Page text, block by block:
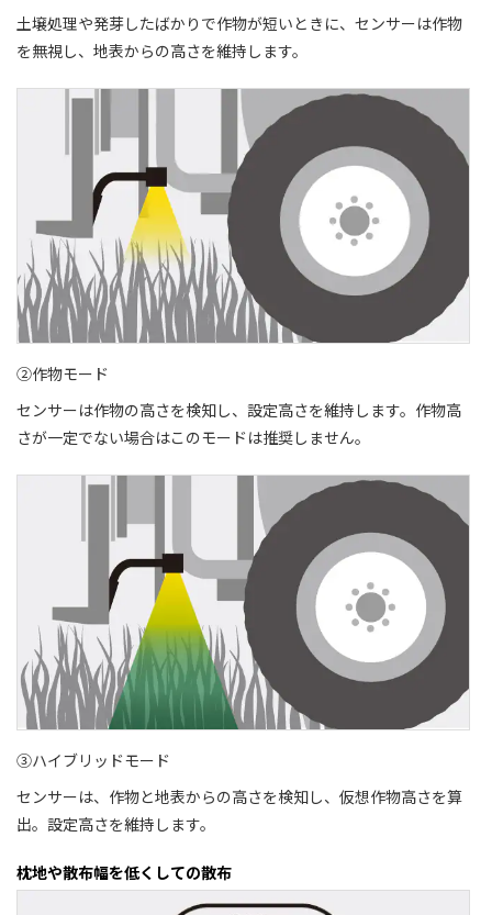
土壌処理や発芽したばかりで作物が短いときに、センサーは作物
を無視し、地表からの高さを維持します。
②作物モード
センサーは作物の高さを検知し、設定高さを維持します。作物高
さが一定でない場合はこのモードは推奨しません。
③ハイブリッドモード
センサーは、作物と地表からの高さを検知し、仮想作物高さを算
出。設定高さを維持します。
枕地や散布幅を低くしての散布